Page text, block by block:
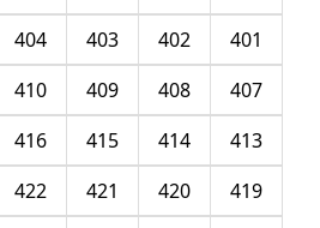
401
402
403
404
407
408
409
410
413
414
415
416
419
420
421
422